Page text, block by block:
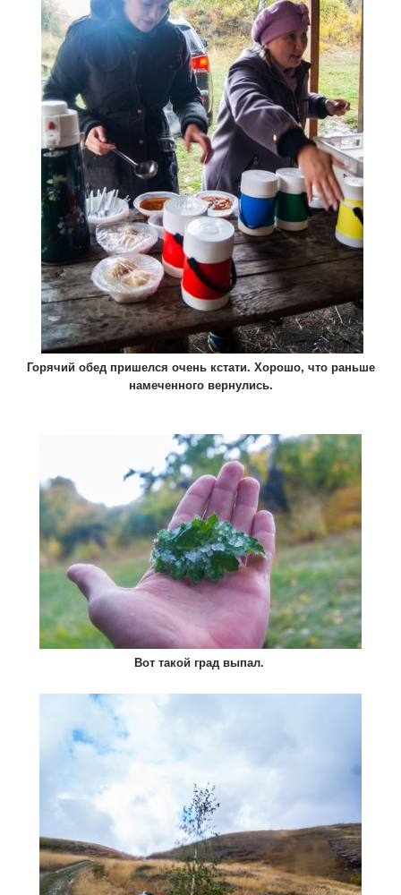
Горячий обед пришелся очень кстати. Хорошо, что раньше
намеченного вернулись.
Вот такой град выпал.